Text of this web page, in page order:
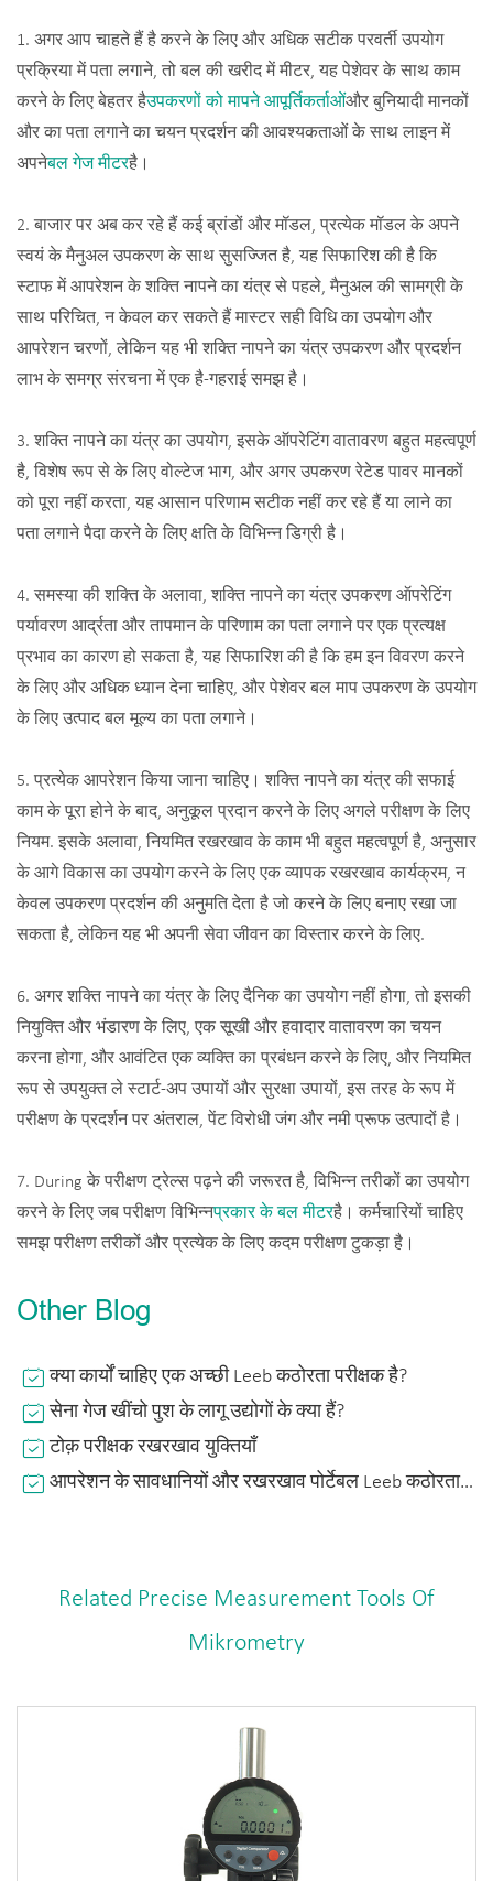
1. अगर आप चाहते हैं है करने के लिए और अधिक सटीक परवर्ती उपयोग
प्रक्रिया में पता लगाने, तो बल की खरीद में मीटर, यह पेशेवर के साथ काम
करने के लिए बेहतर हैउपकरणों को मापने आपूर्तिकर्ताओंऔर बुनियादी मानकों
और का पता लगाने का चयन प्रदर्शन की आवश्यकताओं के साथ लाइन में
अपनेबल गेज मीटरहै।
2. बाजार पर अब कर रहे हैं कई ब्रांडों और मॉडल, प्रत्येक मॉडल के अपने
स्वयं के मैनुअल उपकरण के साथ सुसज्जित है, यह सिफारिश की है कि
स्टाफ में आपरेशन के शक्ति नापने का यंत्र से पहले, मैनुअल की सामग्री के
साथ परिचित, न केवल कर सकते हैं मास्टर सही विधि का उपयोग और
आपरेशन चरणों, लेकिन यह भी शक्ति नापने का यंत्र उपकरण और प्रदर्शन
लाभ के समग्र संरचना में एक है-गहराई समझ है।
3. शक्ति नापने का यंत्र का उपयोग, इसके ऑपरेटिंग वातावरण बहुत महत्वपूर्ण
है, विशेष रूप से के लिए वोल्टेज भाग, और अगर उपकरण रेटेड पावर मानकों
को पूरा नहीं करता, यह आसान परिणाम सटीक नहीं कर रहे हैं या लाने का
पता लगाने पैदा करने के लिए क्षति के विभिन्न डिग्री है।
4. समस्या की शक्ति के अलावा, शक्ति नापने का यंत्र उपकरण ऑपरेटिंग
पर्यावरण आर्द्रता और तापमान के परिणाम का पता लगाने पर एक प्रत्यक्ष
प्रभाव का कारण हो सकता है, यह सिफारिश की है कि हम इन विवरण करने
के लिए और अधिक ध्यान देना चाहिए, और पेशेवर बल माप उपकरण के उपयोग
के लिए उत्पाद बल मूल्य का पता लगाने।
5. प्रत्येक आपरेशन किया जाना चाहिए। शक्ति नापने का यंत्र की सफाई
काम के पूरा होने के बाद, अनुकूल प्रदान करने के लिए अगले परीक्षण के लिए
नियम. इसके अलावा, नियमित रखरखाव के काम भी बहुत महत्वपूर्ण है, अनुसार
के आगे विकास का उपयोग करने के लिए एक व्यापक रखरखाव कार्यक्रम, न
केवल उपकरण प्रदर्शन की अनुमति देता है जो करने के लिए बनाए रखा जा
सकता है, लेकिन यह भी अपनी सेवा जीवन का विस्तार करने के लिए.
6. अगर शक्ति नापने का यंत्र के लिए दैनिक का उपयोग नहीं होगा, तो इसकी
नियुक्ति और भंडारण के लिए, एक सूखी और हवादार वातावरण का चयन
करना होगा, और आवंटित एक व्यक्ति का प्रबंधन करने के लिए, और नियमित
रूप से उपयुक्त ले स्टार्ट-अप उपायों और सुरक्षा उपायों, इस तरह के रूप में
परीक्षण के प्रदर्शन पर अंतराल, पेंट विरोधी जंग और नमी प्रूफ उत्पादों है।
7. During के परीक्षण ट्रेल्स पढ़ने की जरूरत है, विभिन्न तरीकों का उपयोग
करने के लिए जब परीक्षण विभिन्नप्रकार के बल मीटरहै। कर्मचारियों चाहिए
समझ परीक्षण तरीकों और प्रत्येक के लिए कदम परीक्षण टुकड़ा है।
Other Blog
क्या कार्यों चाहिए एक अच्छी Leeb कठोरता परीक्षक है?
सेना गेज खींचो पुश के लागू उद्योगों के क्या हैं?
टोक़ परीक्षक रखरखाव युक्तियाँ
आपरेशन के सावधानियों और रखरखाव पोर्टेबल Leeb कठोरता परीक्षक
Related Precise Measurement Tools Of
Mikrometry